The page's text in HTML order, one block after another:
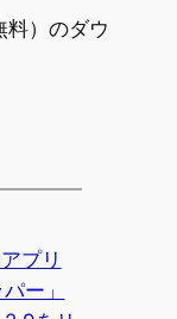
）のダウ
プリ
ー」